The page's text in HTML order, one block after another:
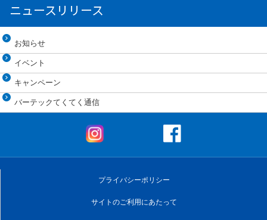
ニュースリリース
お知らせ
イベント
キャンペーン
バーテックてくてく通信
プライバシーポリシー
サイトのご利用にあたって